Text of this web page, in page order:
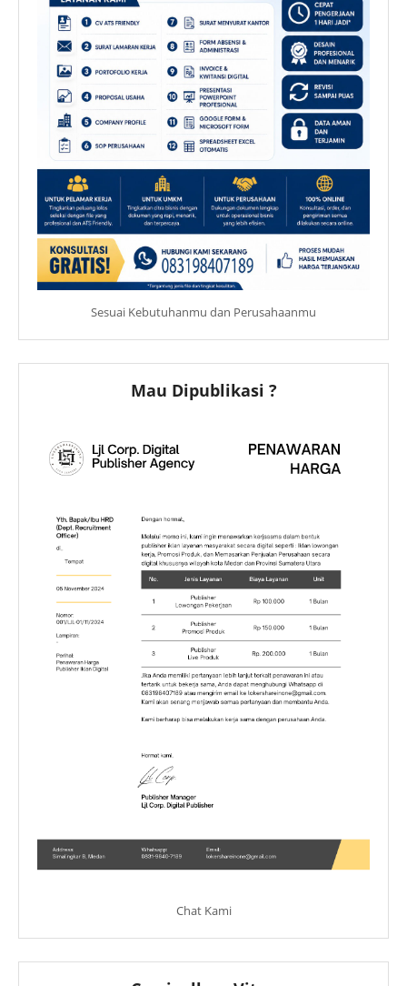
Sesuai Kebutuhanmu dan Perusahaanmu
Mau Dipublikasi ?
Chat Kami